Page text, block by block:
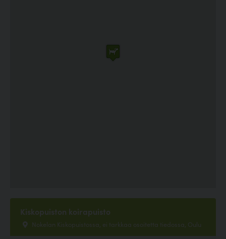
Kiskopuiston koirapuisto
Nokelan Kiskopuistossa, ei tarkkaa osoitetta tiedossa, Oulu